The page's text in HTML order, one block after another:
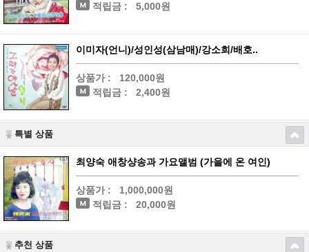
적립금 :
5,000원
이미자(언니)/성인성(삼남매)/강소희/배호..
상품가 :
120,000원
적립금 :
2,400원
특별 상품
최양숙 애창샹송과 가요앨범 (가을에 온 여인)
상품가 :
1,000,000원
적립금 :
20,000원
추천 상품